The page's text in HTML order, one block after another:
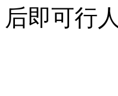
后即可行